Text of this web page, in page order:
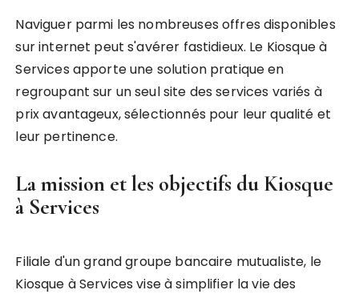
Naviguer parmi les nombreuses offres disponibles
sur internet peut s'avérer fastidieux. Le Kiosque à
Services apporte une solution pratique en
regroupant sur un seul site des services variés à
prix avantageux, sélectionnés pour leur qualité et
leur pertinence.
La mission et les objectifs du Kiosque
à Services
Filiale d'un grand groupe bancaire mutualiste, le
Kiosque à Services vise à simplifier la vie des